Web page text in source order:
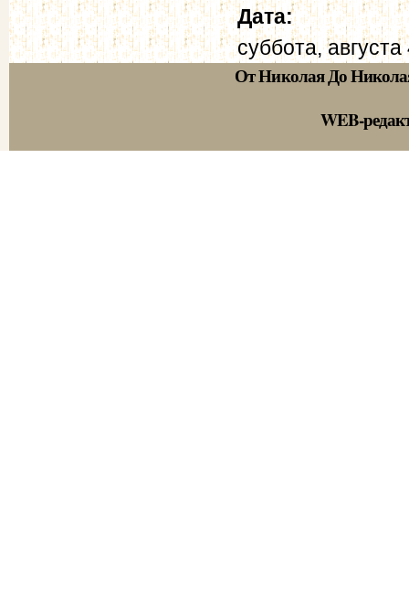
Дата:
суббота,
От Николая До
WEB-